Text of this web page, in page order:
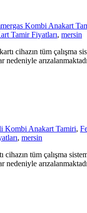
Kombi Anakart
Tamir Fiyatları, mersin
cihazın tüm çalışma
nedeniyle
Kombi Anakart Tamiri,
, mersin
tüm çalışma
nedeniyle